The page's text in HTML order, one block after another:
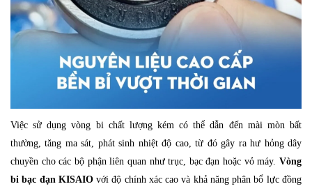
Việc sử dụng vòng bi chất lượng kém có thể dẫn đến mài mòn bất
thường, tăng ma sát, phát sinh nhiệt độ cao, từ đó gây ra hư hỏng dây
chuyền cho các bộ phận liên quan như trục, bạc đạn hoặc vỏ máy. Vòng
bi bạc đạn KISAIOvới độ chính xác cao và khả năng phân bổ lực đồng